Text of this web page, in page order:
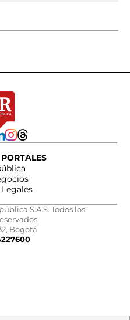
S.A.S. Todos los
Bogotá